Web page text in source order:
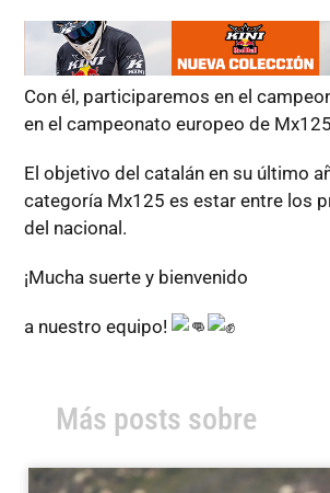
Con él, participaremos en el
en el campeonato europeo de
El objetivo del catalán en su último
categoría Mx125 es estar entre los
del nacional.
¡Mucha suerte y bienvenido
a nuestro equipo!
Más posts sobre